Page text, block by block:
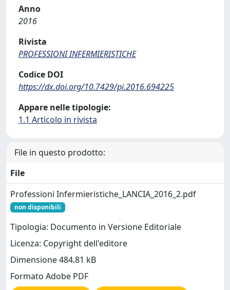
Anno
2016
Rivista
PROFESSIONI INFERMIERISTICHE
Codice DOI
https://dx.doi.org/10.7429/pi.2016.694225
Appare nelle tipologie:
1.1 Articolo in rivista
File in questo prodotto:
File
Professioni Infermieristiche_LANCIA_2016_2.pdf
non disponibili
Tipologia: Documento in Versione Editoriale
Licenza: Copyright dell'editore
Dimensione 484.81 kB
Formato Adobe PDF